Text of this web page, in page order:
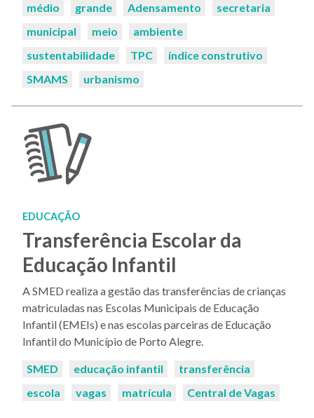
médio
grande Adensamento
secretaria
municipal
meio
ambiente
sustentabilidade
TPC
índice construtivo
SMAMS
urbanismo
EDUCAÇÃO
Transferência Escolar da
Educação Infantil
A SMED realiza a gestão das transferências de crianças
matriculadas nas Escolas Municipais de Educação
Infantil (EMEIs) e nas escolas parceiras de Educação
Infantil do Município de Porto Alegre.
Palavras-
SMED educação infantil
transferência
escola
vagas matrícula Central de Vagas